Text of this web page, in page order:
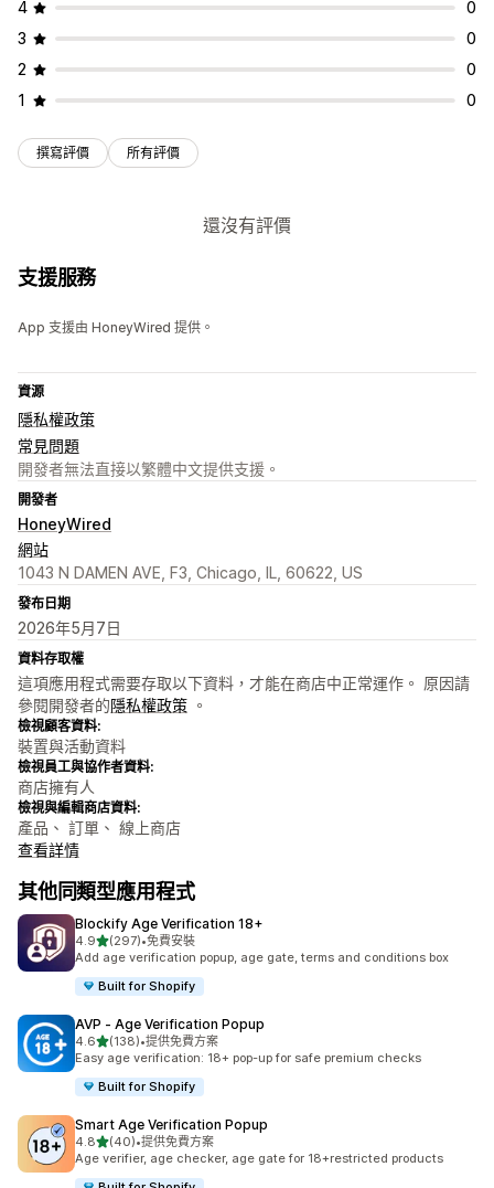
4
0
3
0
2
0
1
0
撰寫評價 所有評價
還沒有評價
支援服務
App 支援由 HoneyWired 提供。
資源
隱私權政策
常見問題
開發者無法直接以繁體中文提供支援。
開發者
HoneyWired
網站
1043 N DAMEN AVE, F3, Chicago, IL, 60622, US
發布日期
2026年5月7日
資料存取權
這項應用程式需要存取以下資料，才能在商店中正常運作。 原因請
參閱開發者的隱私權政策 。
檢視顧客資料:
裝置與活動資料
檢視員工與協作者資料:
商店擁有人
檢視與編輯商店資料:
產品、 訂單、 線上商店
查看詳情
其他同類型應用程式
Blockify Age Verification 18+
4.9滿分 5 顆星
(297)
共有 297 則評價
•免費安裝
Add age verification popup, age gate, terms and conditions box
Built for Shopify
AVP ‑ Age Verification Popup
4.6滿分 5 顆星
(138)
共有 138 則評價
•提供免費方案
Easy age verification: 18+ pop-up for safe premium checks
Built for Shopify
Smart Age Verification Popup
4.8滿分 5 顆星
(40)
共有 40 則評價
•提供免費方案
Age verifier, age checker, age gate for 18+restricted products